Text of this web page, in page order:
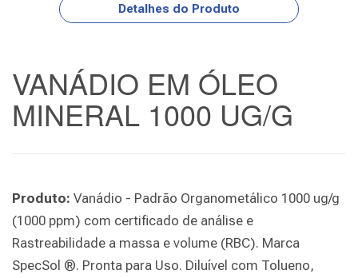
Detalhes do Produto
VANÁDIO EM ÓLEO
MINERAL 1000 UG/G
Produto: Vanádio - Padrão Organometálico 1000 ug/g
(1000 ppm) com certificado de análise e
Rastreabilidade a massa e volume (RBC). Marca
SpecSol ®. Pronta para Uso. Diluível com Tolueno,